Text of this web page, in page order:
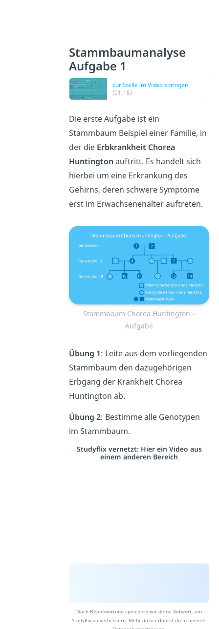
Stammbaumanalyse
Aufgabe 1
zur Stelle im Video springen
(01:15)
Die erste Aufgabe ist ein
Stammbaum Beispiel einer Familie, in
der die Erbkrankheit Chorea
Huntington auftritt. Es handelt sich
hierbei um eine Erkrankung des
Gehirns, deren schwere Symptome
erst im Erwachsenenalter auftreten.
Stammbaum Chorea Huntington –
Aufgabe
Übung 1: Leite aus dem vorliegenden
Stammbaum den dazugehörigen
Erbgang der Krankheit Chorea
Huntington ab.
Übung 2: Bestimme alle Genotypen
im Stammbaum.
Studyflix vernetzt: Hier ein Video aus
einem anderen Bereich
Nach Beantwortung speichern wir deine Antwort, um
Studyflix zu verbessern. Mehr dazu erfährst du in unserer